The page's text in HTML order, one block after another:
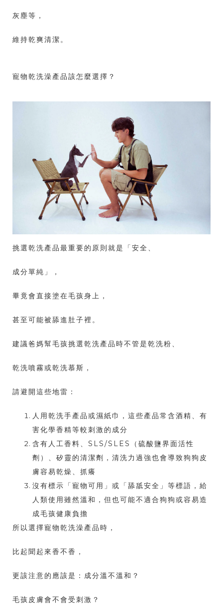
灰塵等，
維持乾爽清潔。
寵物乾洗澡產品該怎麼選擇？
挑選乾洗產品最重要的原則就是「安全、
成分單純」，
畢竟會直接塗在毛孩身上，
甚至可能被舔進肚子裡。
建議爸媽幫毛孩挑選乾洗產品時不管是乾洗粉、
乾洗噴霧或乾洗慕斯，
請避開這些地雷：
人用乾洗手產品或濕紙巾，這些產品常含酒精、有
害化學香精等較刺激的成分
含有人工香料、SLS/SLES（硫酸鹽界面活性
劑）、矽靈的清潔劑，清洗力過強也會導致狗狗皮
膚容易乾燥、抓癢
沒有標示「寵物可用」或「舔舐安全」等標語，給
人類使用雖然溫和，但也可能不適合狗狗或容易造
成毛孩健康負擔
所以選擇寵物乾洗澡產品時，
比起聞起來香不香，
更該注意的應該是：成分溫不溫和？
毛孩皮膚會不會受刺激？